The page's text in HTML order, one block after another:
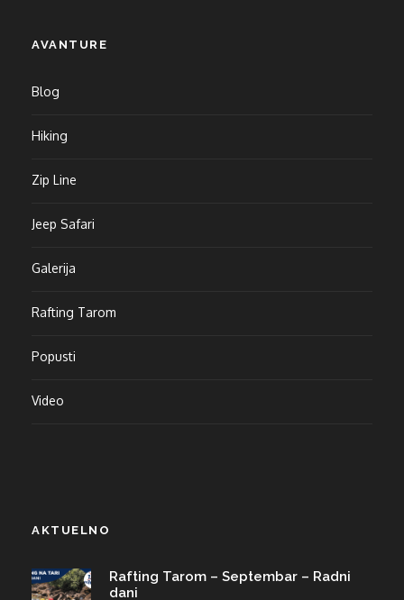
AVANTURE
Blog
Hiking
Zip Line
Jeep Safari
Galerija
Rafting Tarom
Popusti
Video
AKTUELNO
Rafting Tarom – Septembar – Radni
dani